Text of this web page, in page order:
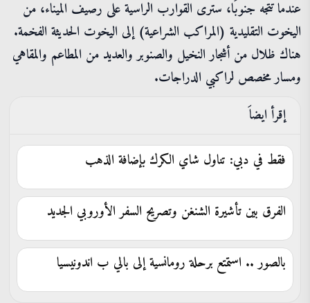
عندما تتجه جنوبًا، سترى القوارب الراسية على رصيف الميناء، من
اليخوت التقليدية (المراكب الشراعية) إلى اليخوت الحديثة الفخمة.
هناك ظلال من أشجار النخيل والصنوبر والعديد من المطاعم والمقاهي
ومسار مخصص لراكبي الدراجات.
إقرأ ايضاَ
فقط في دبي: تناول شاي الكرك بإضافة الذهب
الفرق بين تأشيرة الشنغن وتصريح السفر الأوروبي الجديد
بالصور .. استمتع برحلة رومانسية إلى بالي ب اندونيسيا